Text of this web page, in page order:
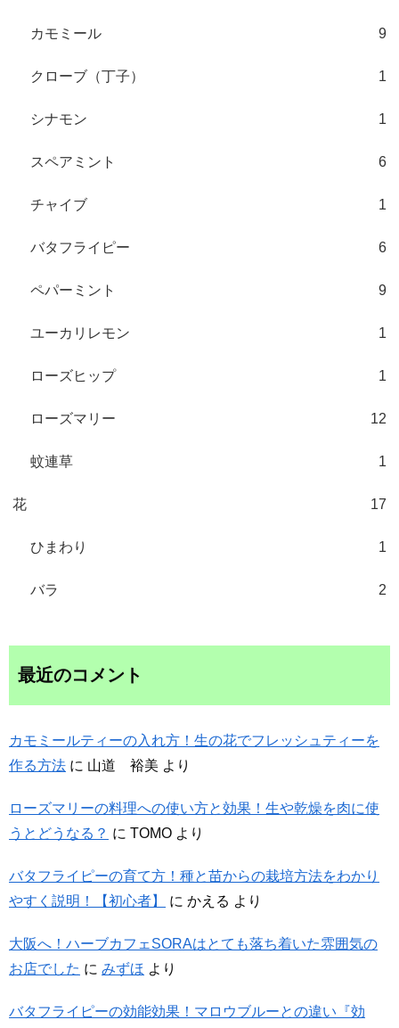
カモミール 9
クローブ（丁子） 1
シナモン 1
スペアミント 6
チャイブ 1
バタフライピー 6
ペパーミント 9
ユーカリレモン 1
ローズヒップ 1
ローズマリー 12
蚊連草 1
花 17
ひまわり 1
バラ 2
最近のコメント
カモミールティーの入れ方！生の花でフレッシュティーを
作る方法 に 山道 裕美 より
ローズマリーの料理への使い方と効果！生や乾燥を肉に使
うとどうなる？ に TOMO より
バタフライピーの育て方！種と苗からの栽培方法をわかり
やすく説明！【初心者】
に かえる より
大阪へ！ハーブカフェSORAはとても落ち着いた雰囲気の
お店でした に みずほ より
バタフライピーの効能効果！マロウブルーとの違い『効